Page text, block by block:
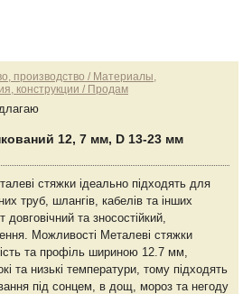
производство / Материалы,
конструкции / Продам
12, 7 мм, D 13-23 мм
стяжки ідеально підходять для
труб, шлангів, кабелів та інших
та зносостійкий,
Можливості Металеві стяжки
та профіль шириною 12.7 мм,
та низькі температури, тому підходять
під сонцем, в дощ, мороз та негоду